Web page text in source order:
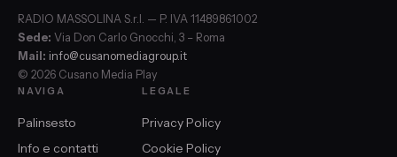
RADIO MASSOLINA S.r.l. — P. IVA 11489861002
Sede: Via Don Carlo Gnocchi, 3 – Roma
Mail: info@cusanomediagroup.it
© 2026 Cusano Media Play
NAVIGA
Palinsesto
Info e contatti
LEGALE
Privacy Policy
Cookie Policy